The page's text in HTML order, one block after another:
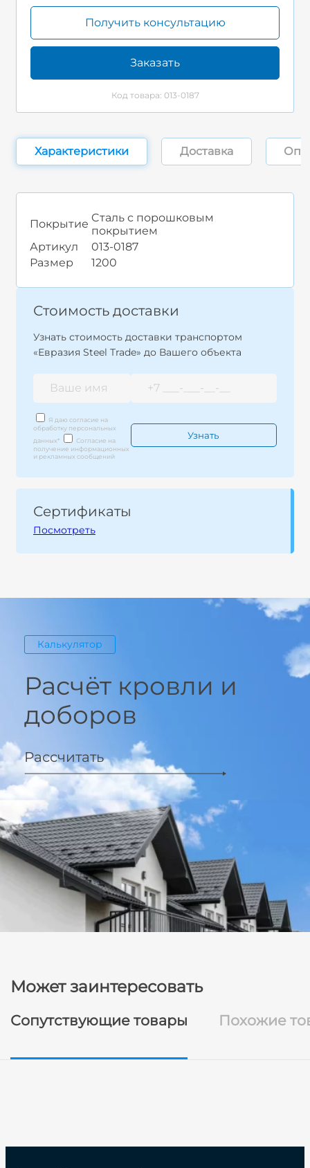
Получить консультацию
Заказать
Код товара: 013-0187
Характеристики Доставка
Покрытие Cталь с порошковым
покрытием
Артикул
013-0187
Размер
1200
Стоимость доставки
Узнать стоимость доставки транспортом
«Евразия Steel Trade» до Вашего объекта
Я даю согласие на
обработку персональных
данных*
Согласие на
получение информационных
и рекламных сообщений
Сертификаты
Посмотреть
Калькулятор
Расчёт кровли и
доборов
Рассчитать
Может заинтересовать
Сопутствующие товары Похожие